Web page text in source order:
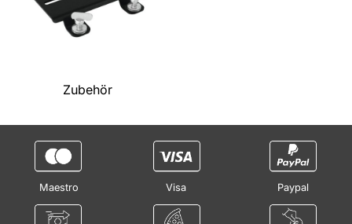
Zubehör
Maestro Visa Paypal